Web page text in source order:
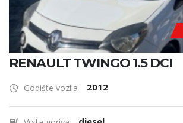
RENAULT TWINGO 1.5 DCI
Godište vozila 2012